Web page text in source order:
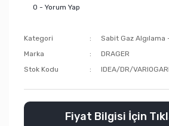
0 - Yorum Yap
Kategori
Sabit Gaz Algılama
Marka
DRAGER
Stok Kodu
IDEA/DR/
Fiyat Bilgisi İçin